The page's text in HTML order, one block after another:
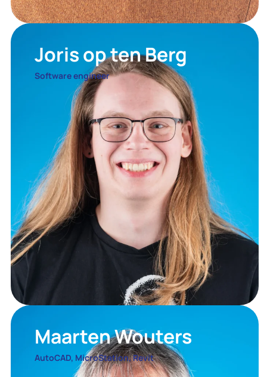
Joris op ten Berg
Software engineer
Maarten Wouters
AutoCAD, MicroStation, Revit